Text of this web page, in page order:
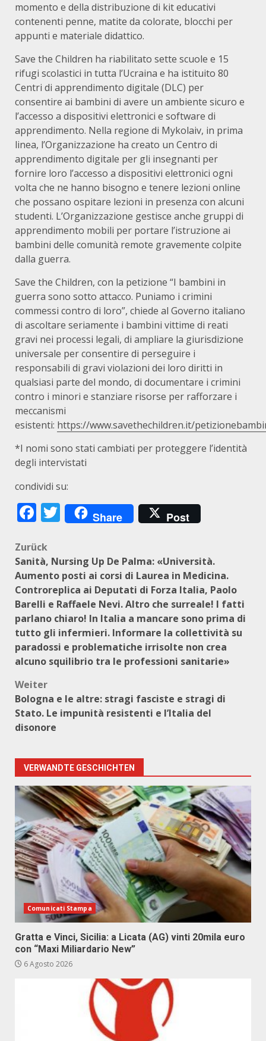
momento e della distribuzione di kit educativi
contenenti penne, matite da colorate, blocchi per
appunti e materiale didattico.
Save the Children ha riabilitato sette scuole e 15
rifugi scolastici in tutta l’Ucraina e ha istituito 80
Centri di apprendimento digitale (DLC) per
consentire ai bambini di avere un ambiente sicuro e
l’accesso a dispositivi elettronici e software di
apprendimento. Nella regione di Mykolaiv, in prima
linea, l’Organizzazione ha creato un Centro di
apprendimento digitale per gli insegnanti per
fornire loro l’accesso a dispositivi elettronici ogni
volta che ne hanno bisogno e tenere lezioni online
che possano ospitare lezioni in presenza con alcuni
studenti. L’Organizzazione gestisce anche gruppi di
apprendimento mobili per portare l’istruzione ai
bambini delle comunità remote gravemente colpite
dalla guerra.
Save the Children, con la petizione “I bambini in
guerra sono sotto attacco. Puniamo i crimini
commessi contro di loro”, chiede al Governo italiano
di ascoltare seriamente i bambini vittime di reati
gravi nei processi legali, di ampliare la giurisdizione
universale per consentire di perseguire i
responsabili di gravi violazioni dei loro diritti in
qualsiasi parte del mondo, di documentare i crimini
contro i minori e stanziare risorse per rafforzare i
meccanismi
esistenti: https://www.savethechildren.it/
*I nomi sono stati cambiati per proteggere l’identità
degli intervistati
condividi su:
Facebook
Twitter
Share Post
Beitragsnavigation
Zurück
Sanità, Nursing Up De Palma: «Università.
Aumento posti ai corsi di Laurea in Medicina.
Controreplica ai Deputati di Forza Italia, Paolo
Barelli e Raffaele Nevi. Altro che surreale! I fatti
parlano chiaro! In Italia a mancare sono prima di
tutto gli infermieri. Informare la collettività su
paradossi e problematiche irrisolte non crea
alcuno squilibrio tra le professioni sanitarie»
Weiter
Bologna e le altre: stragi fasciste e stragi di
Stato. Le impunità resistenti e l’Italia del
disonore
VERWANDTE GESCHICHTEN
Comunicati Stampa
Gratta e Vinci, Sicilia: a Licata (AG) vinti 20mila euro
con “Maxi Miliardario New”
6 Agosto 2026